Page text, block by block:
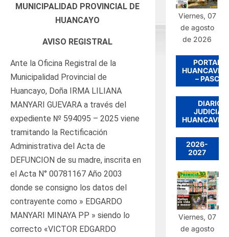
MUNICIPALIDAD PROVINCIAL DE
HUANCAYO
AVISO REGISTRAL
Ante la Oficina Registral de la
Municipalidad Provincial de
Huancayo, Doña IRMA LILIANA
MANYARI GUEVARA a través del
expediente № 594095 – 2025 viene
tramitando la Rectificación
Administrativa del Acta de
DEFUNCION de su madre, inscrita en
el Acta N° 00781167 Año 2003
donde se consigno los datos del
contrayente como » EDGARDO
MANYARI MINAYA PP » siendo lo
correcto «VICTOR EDGARDO
Viernes, 07
de agosto
de 2026
PORTADA
– PASCO
DIARIO
JUDICIAL
2026-
2027
Viernes, 07
de agosto